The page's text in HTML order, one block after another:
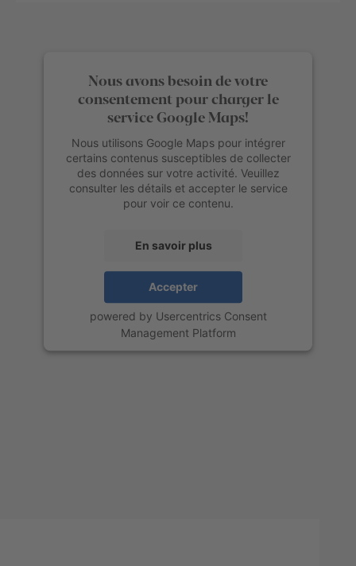
Nous avons besoin de votre
consentement pour charger le
service Google Maps!
Nous utilisons Google Maps pour intégrer
certains contenus susceptibles de collecter
des données sur votre activité. Veuillez
consulter les détails et accepter le service
pour voir ce contenu.
En savoir plus
Accepter
powered by Usercentrics Consent
Management Platform